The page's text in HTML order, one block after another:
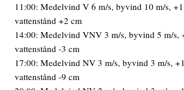
11:00: Medelvind V 6 m/s, byvind 10 m/s,
vattenstånd +2 cm
14:00: Medelvind VNV 3 m/s, byvind 5 m/s,
vattenstånd -3 cm
17:00: Medelvind NV 3 m/s, byvind 3 m/s,
vattenstånd -9 cm